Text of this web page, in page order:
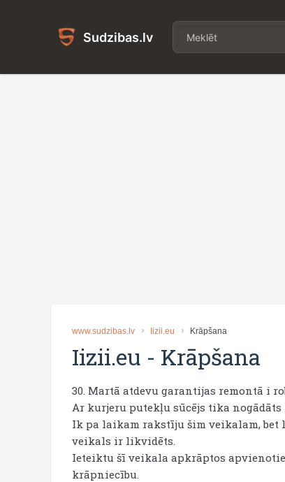
Sudzibas.lv
www.sudzibas.lv Iizii.eu Krāpšana
Iizii.eu - Krāpšana
30. Martā atdevu garantijas remontā i
Ar kurjeru putekļu sūcējs tika
Ik pa laikam rakstīju šim veikalam, bet
veikals ir likvidēts.
Ieteiktu šī veikala apkrāptos
krāpniecību.